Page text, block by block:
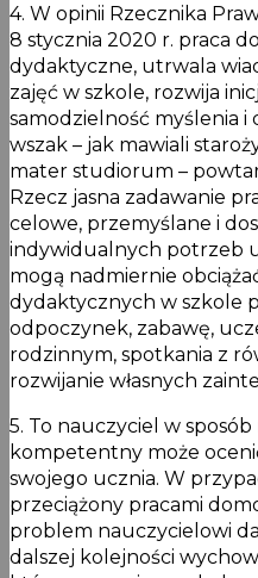
4. W opinii Rzecznika
8 stycznia 2020 r. praca
dydaktyczne, utrwala
zajęć w szkole, rozwija
samodzielność myślenia i
wszak – jak mawiali
mater studiorum –
Rzecz jasna zadawanie
celowe, przemyślane i
indywidualnych potrzeb
mogą nadmiernie
dydaktycznych w szkole
odpoczynek, zabawę,
rodzinnym, spotkania z
rozwijanie własnych
5. To nauczyciel w
kompetentny może
swojego ucznia. W
przeciążony pracami
problem nauczycielowi
dalszej kolejności